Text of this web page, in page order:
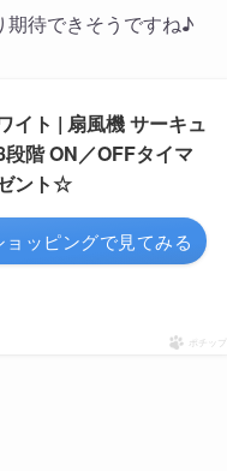
期待できそうですね♪
イト | 扇風機 サーキュ
階 ON／OFFタイマ
ント☆
ョッピングで見てみる
ポチップ